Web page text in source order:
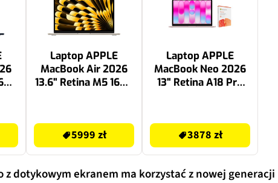
Laptop APPLE
MacBook Air 2026
13.6" Retina M5 16GB
poświata
5999 zł
Laptop APPLE
MacBook Neo 2026
13" Retina A18 Pro
+ Program
MICROSOFT 365
Personal
3878 zł
z dotykowym ekranem ma korzystać z nowej generacji